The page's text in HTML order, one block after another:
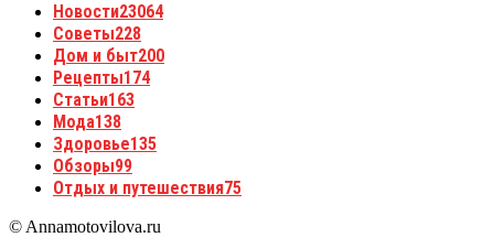
Новости23064
Советы228
Дом и быт200
Рецепты174
Статьи163
Мода138
Здоровье135
Обзоры99
Отдых и путешествия75
© Annamotovilova.ru